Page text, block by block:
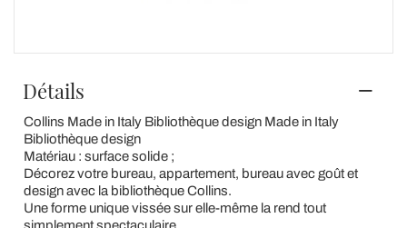
Détails
Collins Made in Italy Bibliothèque design Made in Italy
Bibliothèque design
Matériau : surface solide ;
Décorez votre bureau, appartement, bureau avec goût et
design avec la bibliothèque Collins.
Une forme unique vissée sur elle-même la rend tout